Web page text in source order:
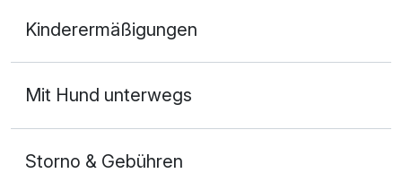
2 Erwachsene
Kinderermäßigungen
Mit Hund unterwegs
Storno & Gebühren